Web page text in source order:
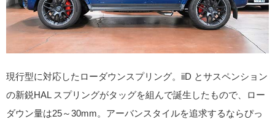
現行型に対応したローダウンスプリング。iiD とサスペンション
の新鋭HAL スプリングがタッグを組んで誕生したもので、ロー
ダウン量は25～30mm。アーバンスタイルを追求するならぴっ